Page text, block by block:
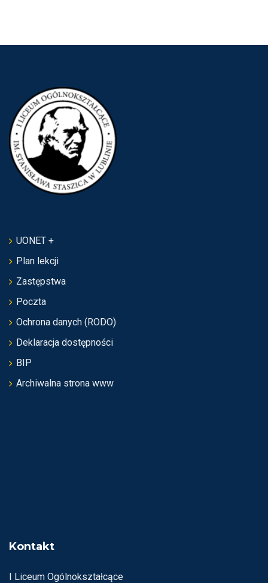
UONET +
Plan lekcji
Zastępstwa
Poczta
Ochrona danych (RODO)
Deklaracja dostępności
BIP
Archiwalna strona www
Kontakt
I Liceum Ogólnokształcące